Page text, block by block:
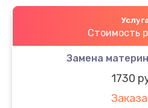
Услуга
Стоимость
Замена
1730